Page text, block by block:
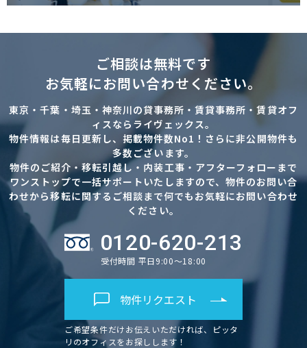
ご相談は無料です
お気軽にお問い合わせください。
東京・千葉・埼玉・神奈川の貸事務所・賃貸事務所・賃貸オフ
ィスならライヴェックス。
物件情報は毎日更新し、掲載物件数No1！さらに非公開物件も
多数ございます。
物件のご紹介・移転引越し・内装工事・アフターフォローまで
ワンストップで一括サポートいたしますので、物件のお問い合
わせから移転に関するご相談まで何でもお気軽にお問い合わせ
ください。
0120-620-213
受付時間 平日9:00～18:00
物件リクエスト
ご希望条件だけお伝えいただければ、ピッタ
リのオフィスをお探しします！